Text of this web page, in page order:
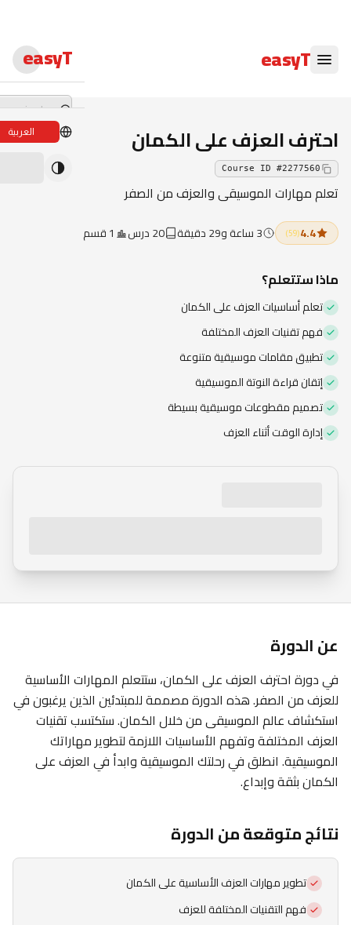
easyT
easyT
العربية احترف العزف على الكمان
Course ID #2277560
تعلم مهارات الموسيقى والعزف من الصفر
4.4
(59) 3 ساعة و29 دقيقة 20 درس 1 قسم
ماذا ستتعلم؟
تعلم أساسيات العزف على الكمان
فهم تقنيات العزف المختلفة
تطبيق مقامات موسيقية متنوعة
إتقان قراءة النوتة الموسيقية
تصميم مقطوعات موسيقية بسيطة
إدارة الوقت أثناء العزف
عن الدورة
في دورة احترف العزف على الكمان، ستتعلم المهارات الأساسية
للعزف من الصفر. هذه الدورة مصممة للمبتدئين الذين يرغبون في
استكشاف عالم الموسيقى من خلال الكمان. ستكتسب تقنيات
العزف المختلفة وتفهم الأساسيات اللازمة لتطوير مهاراتك
الموسيقية. انطلق في رحلتك الموسيقية وابدأ في العزف على
الكمان بثقة وإبداع.
نتائج متوقعة من الدورة
تطوير مهارات العزف الأساسية على الكمان
فهم التقنيات المختلفة للعزف